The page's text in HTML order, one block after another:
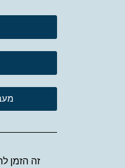
זה הזמן